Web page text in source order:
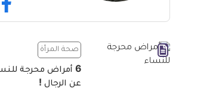
صحة المرأة
6 أمراض محرجة
عن الرجال !